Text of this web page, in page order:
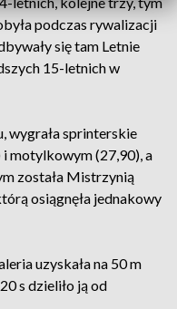
podczas rywalizacji
się tam Letnie
15-letnich w
wygrała sprinterskie
motylkowym (27,90), a
została Mistrzynią
osiągnęła jednakowy
uzyskała na 50 m
s dzieliło ją od